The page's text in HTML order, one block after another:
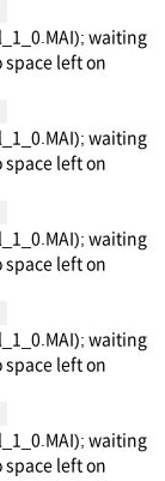
waiting
space left on
waiting
space left on
waiting
space left on
waiting
space left on
waiting
space left on